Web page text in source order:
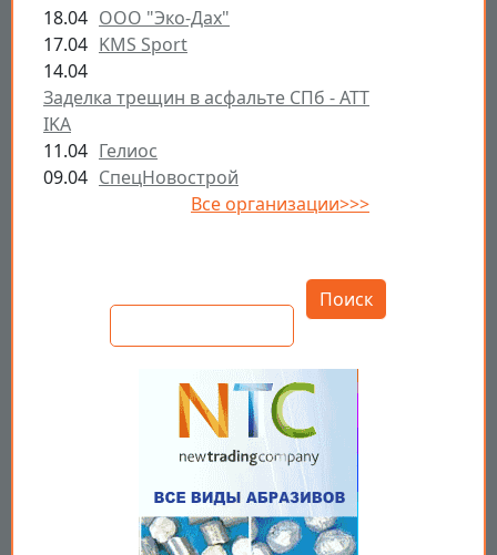
18.04 ООО "Эко-Дах"
17.04 KMS Sport
14.04
Заделка трещин в асфальте СПб - ATT
IKA
11.04 Гелиос
09.04 СпецНовострой
Все организации>>>